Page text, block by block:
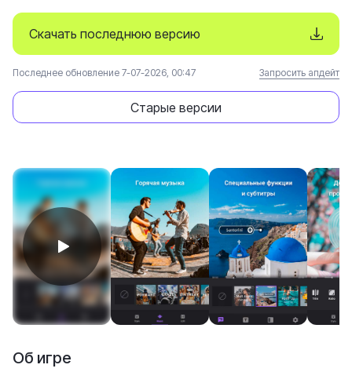
Скачать последнюю версию
Старые версии
Последнее обновление 7-07-2026, 00:47 Запросить апдейт
Об игре